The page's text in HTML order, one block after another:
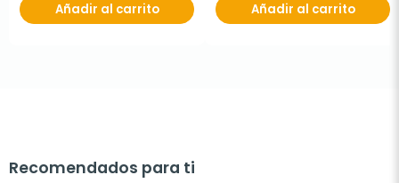
Añadir al carrito Añadir al carrito
Recomendados para ti